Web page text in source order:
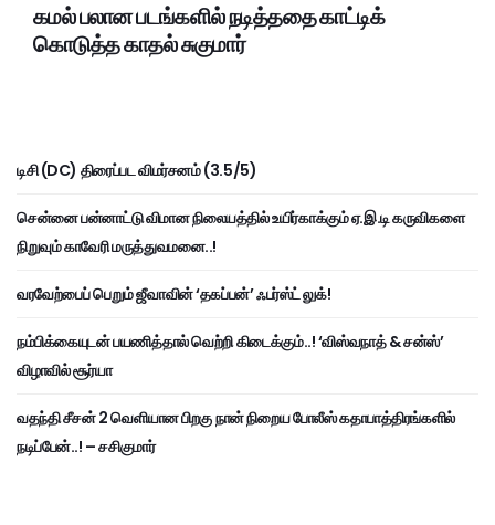
கமல் பலான படங்களில் நடித்ததை காட்டிக்
கொடுத்த காதல் சுகுமார்
டிசி (DC) திரைப்பட விமர்சனம் (3.5/5)
சென்னை பன்னாட்டு விமான நிலையத்தில் உயிர்காக்கும் ஏ.இ.டி கருவிகளை
நிறுவும் காவேரி மருத்துவமனை..!
வரவேற்பைப் பெறும் ஜீவாவின் ‘தகப்பன்’ ஃபர்ஸ்ட் லுக்!
நம்பிக்கையுடன் பயணித்தால் வெற்றி கிடைக்கும்..! ‘விஸ்வநாத் & சன்ஸ்’
விழாவில் சூர்யா
வதந்தி சீசன் 2 வெளியான பிறகு நான் நிறைய போலீஸ் கதாபாத்திரங்களில்
நடிப்பேன்..! – சசிகுமார்